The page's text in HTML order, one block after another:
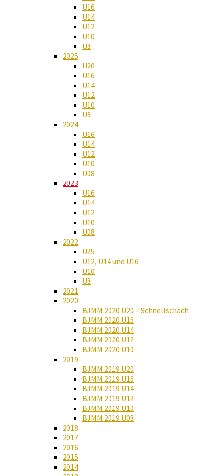
U16
U14
U12
U10
U8
2025
U20
U16
U14
U12
U10
U8
2024
U16
U14
U12
U10
U08
2023
U16
U14
U12
U10
U08
2022
U25
U12, U14 und U16
U10
U8
2021
2020
BJMM 2020 U20 – Schnellschach
BJMM 2020 U16
BJMM 2020 U14
BJMM 2020 U12
BJMM 2020 U10
2019
BJMM 2019 U20
BJMM 2019 U16
BJMM 2019 U14
BJMM 2019 U12
BJMM 2019 U10
BJMM 2019 U08
2018
2017
2016
2015
2014